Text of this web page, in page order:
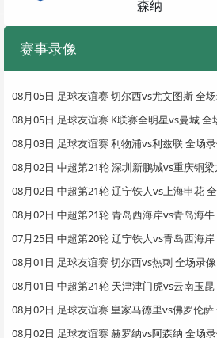
赛事录像
08月05日 足球友谊赛 切尔西vs尤文图斯 全
08月03日 足球友谊赛 利物浦vs利兹联 全场
08月01日 足球友谊赛 切尔西vs热刺 全场录
08月02日 足球友谊赛 赫罗纳vs阿森纳 全场